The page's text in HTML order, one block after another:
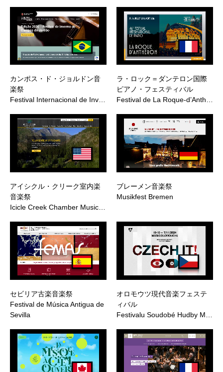
カンポス・ド・ジョルドン音
楽祭
Festival Internacional de Inv…
ラ・ロック＝ダンテロン国際
ピアノ・フェスティバル
Festival de La Roque-d’Anth…
アイシクル・クリーク室内楽
音楽祭
Icicle Creek Chamber Music…
ブレーメン音楽祭
Musikfest Bremen
セビリア古楽音楽祭
Festival de Música Antigua de
Sevilla
オロモウツ現代音楽フェステ
ィバル
Festivalu Soudobé Hudby M…